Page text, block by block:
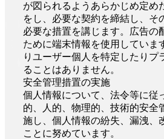
が図られるようあらかじめ定め
をし、必要な契約を締結し、そ
必要な措置を講じます。広告の
ために端末情報を使用していま
りユーザー個人を特定したりプ
ることはありません。
安全管理措置の実施
個人情報について、法令等に従
的、人的、物理的、技術的安全
施し、個人情報の紛失、漏洩、
ことに努めています。